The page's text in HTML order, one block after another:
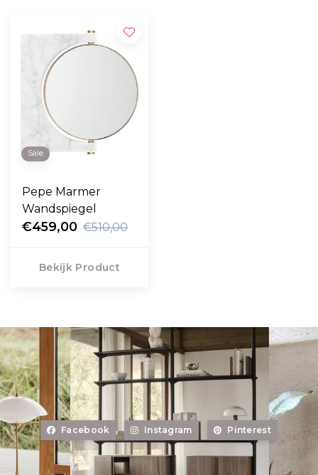
Sale
Pepe Marmer
Wandspiegel
€459,00 €510,00
Bekijk Product
Facebook Instagram Pinterest